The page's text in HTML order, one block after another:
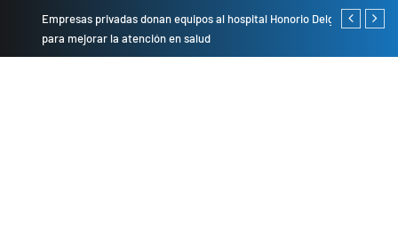
Empresas privadas donan equipos al hospital Honorio Delgado
para mejorar la atención en salud
Cambio de